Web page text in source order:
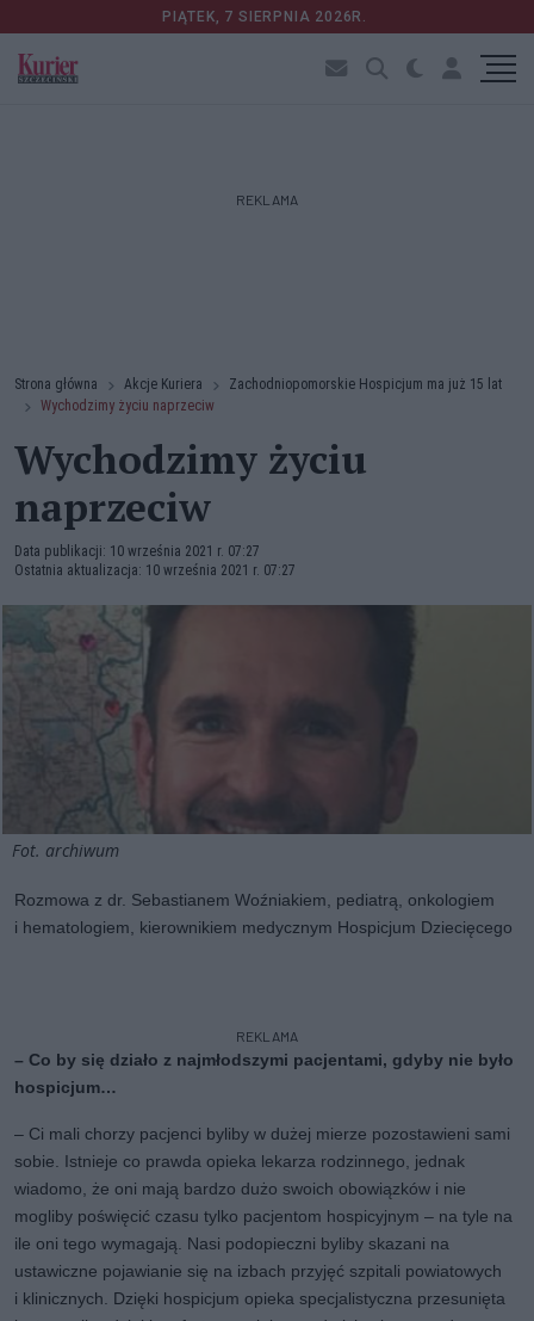
PIĄTEK, 7 SIERPNIA 2026R.
REKLAMA
Strona główna Akcje Kuriera
Zachodniopomorskie Hospicjum ma już 15 lat
Wychodzimy życiu naprzeciw
Wychodzimy życiu
naprzeciw
Data publikacji: 10 września 2021 r. 07:27
Ostatnia aktualizacja: 10 września 2021 r. 07:27
Fot. archiwum
Rozmowa z dr. Sebastianem Woźniakiem, pediatrą, onkologiem
i hematologiem, kierownikiem medycznym Hospicjum Dziecięcego
REKLAMA
– Co by się działo z najmłodszymi pacjentami, gdyby nie było
hospicjum…
– Ci mali chorzy pacjenci byliby w dużej mierze pozostawieni sami
sobie. Istnieje co prawda opieka lekarza rodzinnego, jednak
wiadomo, że oni mają bardzo dużo swoich obowiązków i nie
mogliby poświęcić czasu tylko pacjentom hospicyjnym – na tyle na
ile oni tego wymagają. Nasi podopieczni byliby skazani na
ustawiczne pojawianie się na izbach przyjęć szpitali powiatowych
i klinicznych. Dzięki hospicjum opieka specjalistyczna przesunięta